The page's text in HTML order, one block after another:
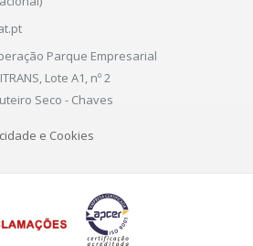
Parque Empresarial
Lote A1, nº 2
Seco - Chaves
e Cookies